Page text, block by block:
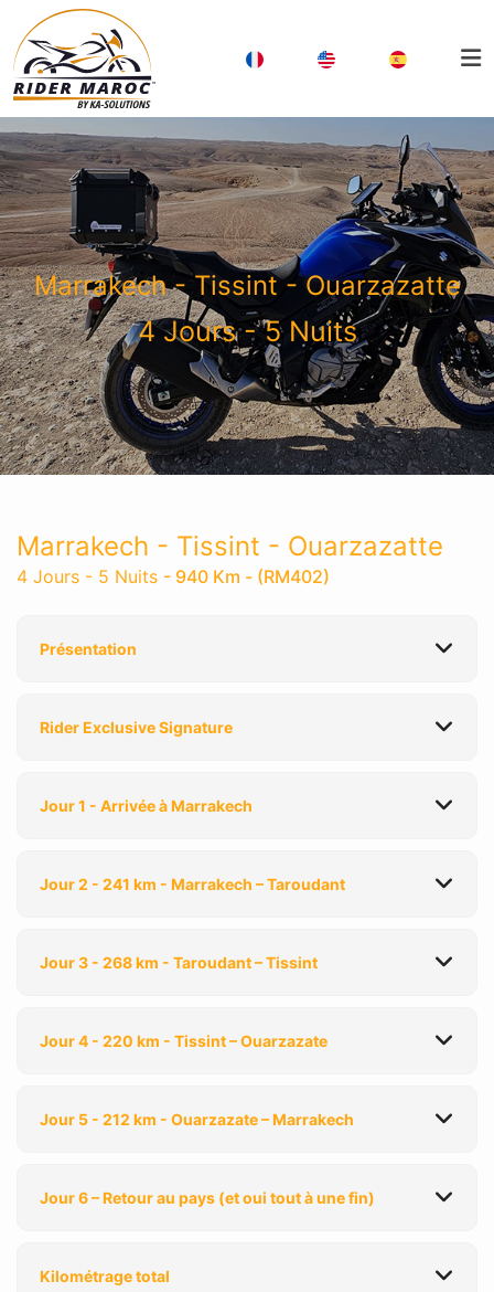
Marrakech - Tissint - Ouarzazatte
4 Jours - 5 Nuits
Marrakech - Tissint - Ouarzazatte
4 Jours - 5 Nuits - 940 Km - (RM402)
Présentation
Rider Exclusive Signature
Jour 1 - Arrivée à Marrakech
Jour 2 - 241 km - Marrakech – Taroudant
Jour 3 - 268 km - Taroudant – Tissint
Jour 4 - 220 km - Tissint – Ouarzazate
Jour 5 - 212 km - Ouarzazate – Marrakech
Jour 6 – Retour au pays (et oui tout à une fin)
Kilométrage total